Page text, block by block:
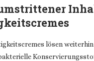
lösen